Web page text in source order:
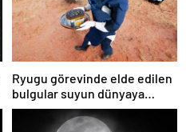
Ryugu görevinde elde edilen
bulgular suyun dünyaya
asteroitlerce getirilmiş
olabileceğini gösteriyor